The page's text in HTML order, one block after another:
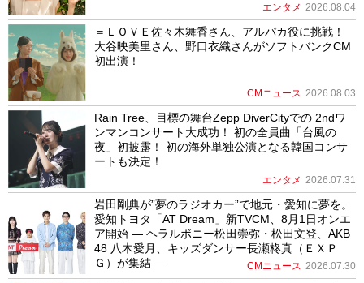
エンタメ 2026.08.04
＝ＬＯＶＥ佐々木舞香さん、アルパカ役に挑戦！
大谷映美里さん、野口衣織さんがソフトバンクCM
初出演！
CMニュース 2026.08.03
Rain Tree、目標の舞台Zepp DiverCityでの 2ndワ
ンマンコンサート大成功！ 初の全員曲「台風の
夜」初披露！ 初の海外単独公演となる韓国コンサ
ートも決定！
エンタメ 2026.07.31
岩田剛典が”夢のラジオカー”で地元・愛知に夢を。
愛知トヨタ「AT Dream」新TVCM、8月1日オンエ
ア開始 ― ヘラルボニー松田崇弥・松田文登、AKB
48 八木愛月、キッズダンサー長瀬柊真（ＥＸＰ
Ｇ）が集結 ―
CMニュース 2026.07.30